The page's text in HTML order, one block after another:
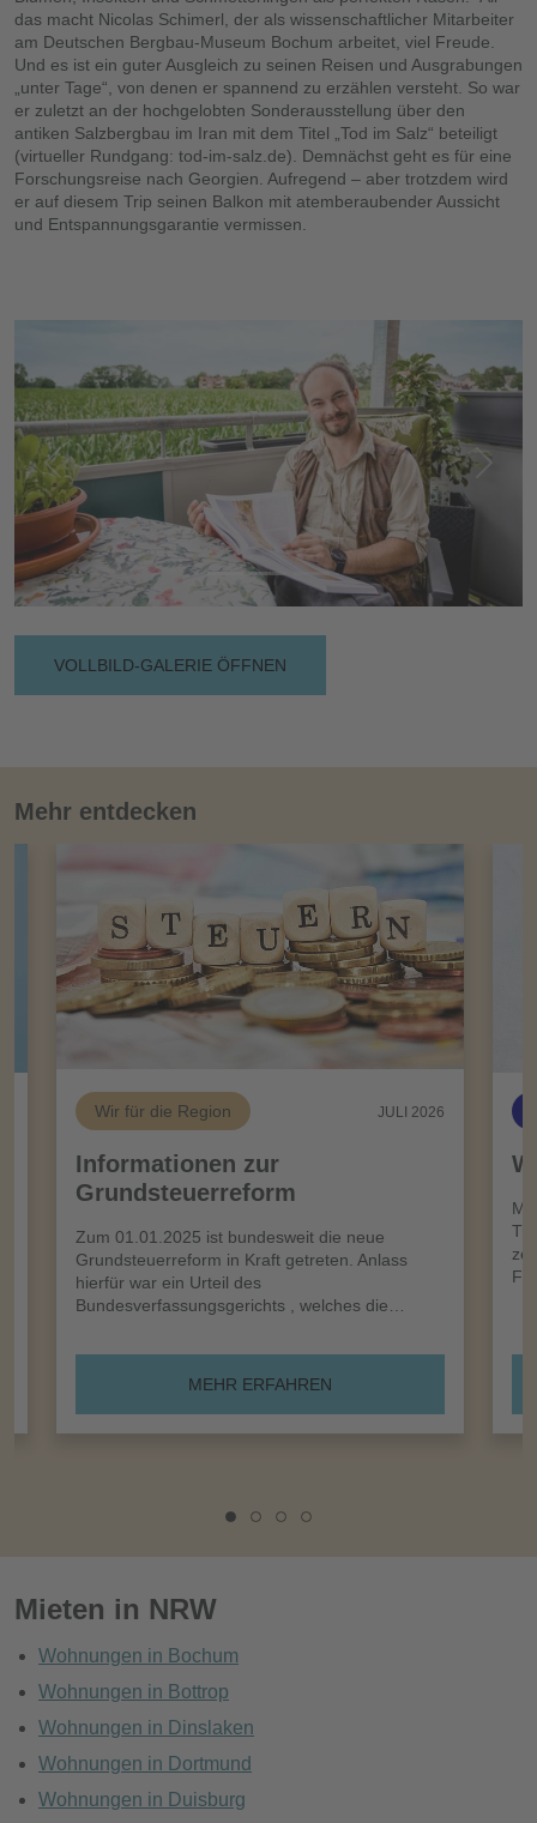
das macht Nicolas Schimerl, der als wissenschaftlicher Mitarbeiter
am Deutschen Bergbau-Museum Bochum arbeitet, viel Freude.
Und es ist ein guter Ausgleich zu seinen Reisen und Ausgrabungen
„unter Tage“, von denen er spannend zu erzählen versteht. So war
er zuletzt an der hochgelobten Sonderausstellung über den
antiken Salzbergbau im Iran mit dem Titel „Tod im Salz“ beteiligt
(virtueller Rundgang: tod-im-salz.de). Demnächst geht es für eine
Forschungsreise nach Georgien. Aufregend – aber trotzdem wird
er auf diesem Trip seinen Balkon mit atemberaubender Aussicht
und Entspannungsgarantie vermissen.
Vorherige
VOLLBILD-GALERIE ÖFFNEN
Mehr entdecken
Wir für die Region JULI 2026
Informationen zur
Grundsteuerreform
Zum 01.01.2025 ist bundesweit die neue
Grundsteuerreform in Kraft getreten. Anlass
hierfür war ein Urteil des
Bundesverfassungsgerichts , welches die…
MEHR ERFAHREN
Mieten in NRW
Wohnungen in Bochum
Wohnungen in Bottrop
Wohnungen in Dinslaken
Wohnungen in Dortmund
Wohnungen in Duisburg